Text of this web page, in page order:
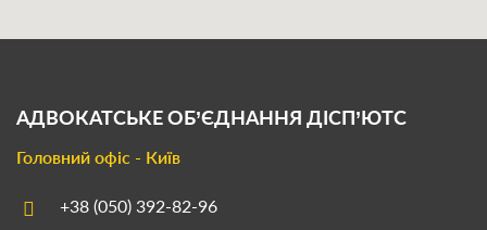
АДВОКАТСЬКЕ ОБ’ЄДНАННЯ ДІСП’ЮТС
Головний офіс - Київ
+38 (050) 392-82-96